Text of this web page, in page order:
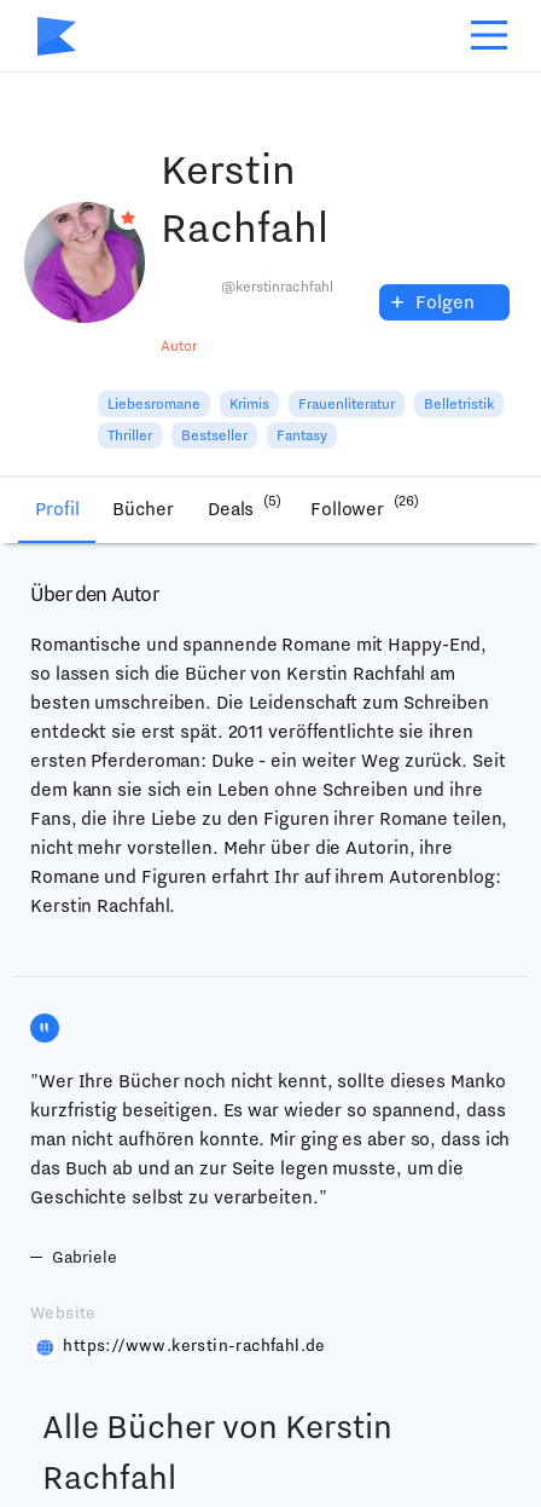
Kerstin
Rachfahl
Autor
@kerstinrachfahl + Folgen
Liebesromane Krimis Frauenliteratur
Belletristik
Thriller
Bestseller Fantasy
Profil Bücher Deals (5) Follower (26)
Über den Autor
Romantische und spannende Romane mit Happy-End,
so lassen sich die Bücher von Kerstin Rachfahl am
besten umschreiben. Die Leidenschaft zum Schreiben
entdeckt sie erst spät. 2011 veröffentlichte sie ihren
ersten Pferderoman: Duke - ein weiter Weg zurück. Seit
dem kann sie sich ein Leben ohne Schreiben und ihre
Fans, die ihre Liebe zu den Figuren ihrer Romane teilen,
nicht mehr vorstellen. Mehr über die Autorin, ihre
Romane und Figuren erfahrt Ihr auf ihrem Autorenblog:
Kerstin Rachfahl.
"Wer Ihre Bücher noch nicht kennt, sollte dieses Manko
kurzfristig beseitigen. Es war wieder so spannend, dass
man nicht aufhören konnte. Mir ging es aber so, dass ich
das Buch ab und an zur Seite legen musste, um die
Geschichte selbst zu verarbeiten."
Gabriele
Website
https://www.kerstin-rachfahl.de
Alle Bücher von Kerstin
Rachfahl